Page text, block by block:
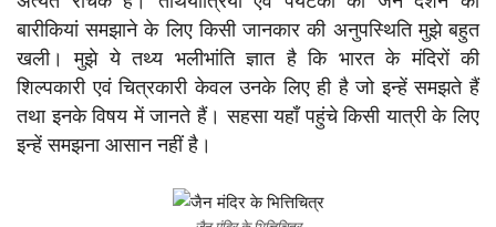
बारीकियां समझाने के लिए किसी जानकार की अनुपस्थिति मुझे बहुत
खली। मुझे ये तथ्य भलीभांति ज्ञात है कि भारत के मंदिरों की
शिल्पकारी एवं चित्रकारी केवल उनके लिए ही है जो इन्हें समझते हैं
तथा इनके विषय में जानते हैं। सहसा यहाँ पहुंचे किसी यात्री के लिए
इन्हें समझना आसान नहीं है।